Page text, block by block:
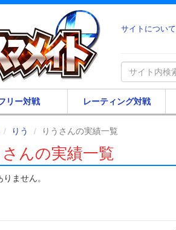
サイトについて
リー対戦 レーティング対戦
りう りうさんの実績一覧
さんの実績一覧
ません。